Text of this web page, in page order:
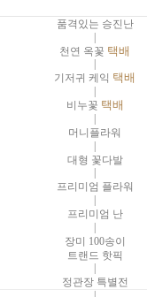
품격있는 승진난
|
천연 옥꽃 택배
기저귀 케익 택배
비누꽃 택배
|
머니플라워
|
대형 꽃다발
프리미엄 플라워
프리미엄 난
|
장미 100송이
트랜드 핫픽
정관장 특별전